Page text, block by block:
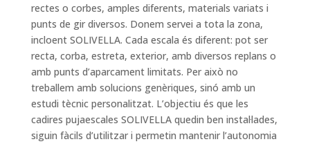
rectes o corbes, amples diferents, materials variats i
punts de gir diversos. Donem servei a tota la zona,
incloent SOLIVELLA. Cada escala és diferent: pot ser
recta, corba, estreta, exterior, amb diversos replans o
amb punts d’aparcament limitats. Per això no
treballem amb solucions genèriques, sinó amb un
estudi tècnic personalitzat. L’objectiu és que les
cadires pujaescales SOLIVELLA quedin ben instal·lades,
siguin fàcils d’utilitzar i permetin mantenir l’autonomia